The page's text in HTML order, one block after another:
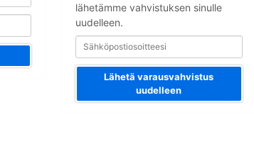
lähetämme vahvistuksen sinulle
uudelleen.
Lähetä varausvahvistus
uudelleen